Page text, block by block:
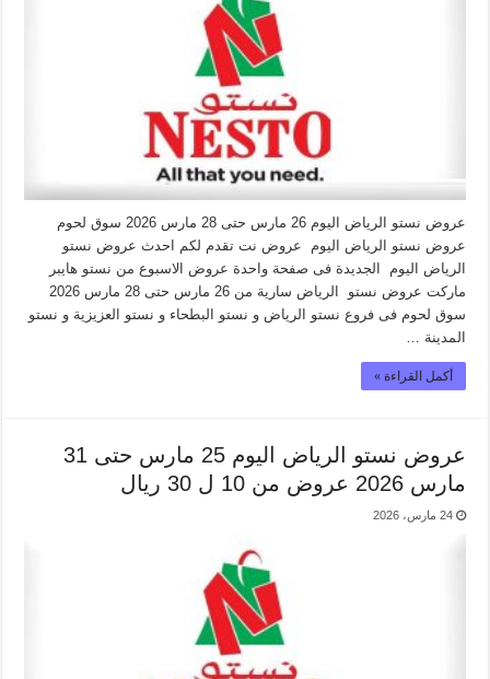
عروض نستو الرياض اليوم 26 مارس حتى 28 مارس 2026 سوق لحوم
عروض نستو الرياض اليوم عروض نت تقدم لكم احدث عروض نستو
الرياض اليوم الجديدة فى صفحة واحدة عروض الاسبوع من نستو هايبر
ماركت عروض نستو الرياض سارية من 26 مارس حتى 28 مارس 2026
سوق لحوم فى فروع نستو الرياض و نستو البطحاء و نستو العزيزية و نستو
المدينة …
أكمل القراءة »
عروض نستو الرياض اليوم 25 مارس حتى 31
مارس 2026 عروض من 10 ل 30 ريال
24 مارس، 2026